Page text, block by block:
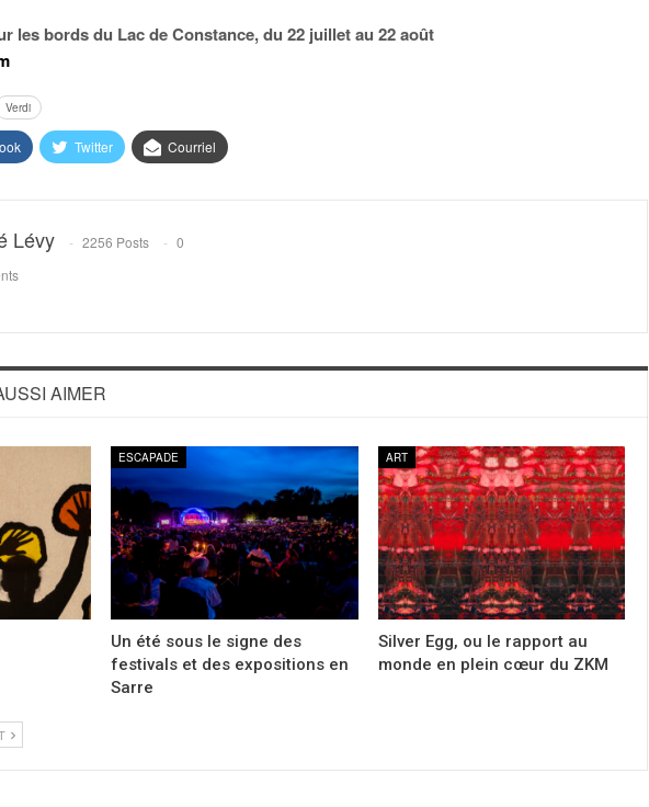
les bords du Lac de Constance, du 22 juillet au 22 août
Verdi
Twitter Courriel
Lévy 2256 Posts
0
AIMER
ESCAPADE
Un été sous le signe des
festivals et des expositions en
Sarre
ART
Silver Egg, ou le rapport au
monde en plein cœur du ZKM